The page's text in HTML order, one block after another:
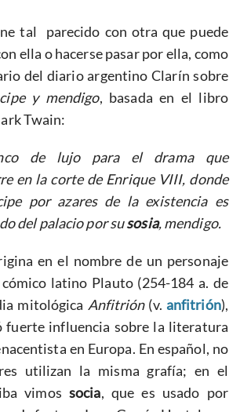
tal parecido con otra que puede
ella o hacerse pasar por ella, como
del diario argentino Clarín sobre
y mendigo, basada en el libro
Twain:
de lujo para el drama que
en la corte de Enrique VIII, donde
por azares de la existencia es
del palacio por susosia, mendigo.
en el nombre de un personaje
latino Plauto (254-184 a. de
mitológica Anfitrión(v. anfitrión),
fuerte influencia sobre la literatura
en Europa. En español, no
utilizan la misma grafía; en el
vimossocia, que es usado por